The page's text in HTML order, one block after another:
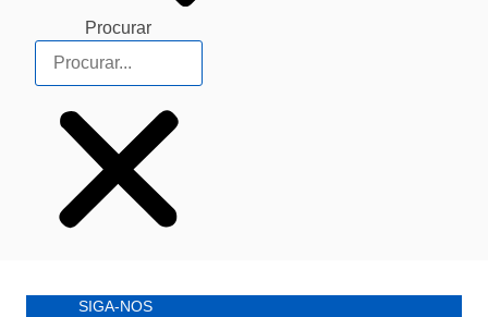
Procurar
SIGA-NOS